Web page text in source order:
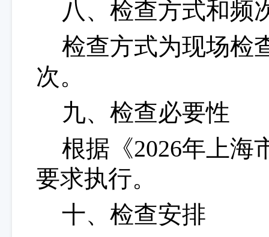
八、检查方式和频
检查方式为现场检
次。
九、检查必要性
根据《2026年上海
要求执行。
十、检查安排